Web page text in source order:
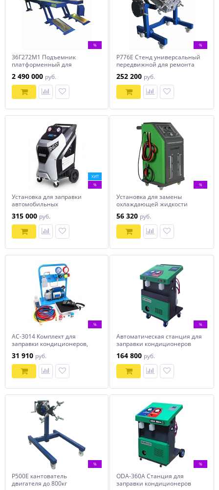
%
36Г272М1 Подъемник
платформенный для
тонн
2 490 000 руб.
%
Р776Е Стенд универсальный
передвижной для ремонта
252 200 руб.
ХИТ
%
Установка для заправки
автомобильных
ECK NEXT
315 000 руб.
%
Установка для замены
охлаждающей жидкости
56 320 руб.
%
AC-3014 Комплект для
заправки кондиционеров,
заправки масла
31 910 руб.
%
Автоматическая станция для
заправки кондиционеров
164 800 руб.
%
Р500Е кантователь
двигателя до 800кг
%
ODA-360A Станция для
заправки кондиционеров